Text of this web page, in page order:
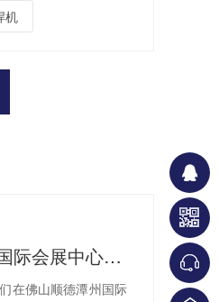
机
普电2021年佛山国际会展中心展览
在佛山顺德潭州国际